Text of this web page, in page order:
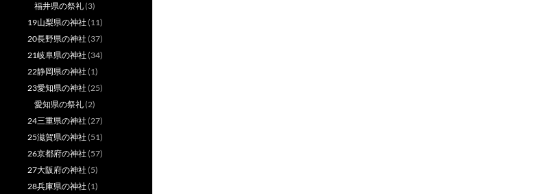
福井県の祭礼(3)
19山梨県の神社 (11)
20長野県の神社 (37)
21岐阜県の神社 (34)
22静岡県の神社 (1)
23愛知県の神社 (25)
愛知県の祭礼(2)
24三重県の神社 (27)
25滋賀県の神社 (51)
26京都府の神社 (57)
27大阪府の神社 (5)
28兵庫県の神社 (1)